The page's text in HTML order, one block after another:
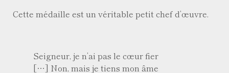
Cette médaille est un véritable petit chef d’œuvre.
Seigneur, je n’ai pas le cœur fier
[…] Non, mais je tiens mon âme